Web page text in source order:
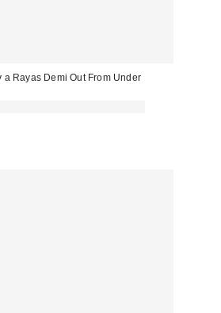
Rayas Demi Out From Under